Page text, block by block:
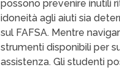
possono prevenire inutili
idoneità agli aiuti sia
sul FAFSA. Mentre
strumenti disponibili per
assistenza. Gli studenti